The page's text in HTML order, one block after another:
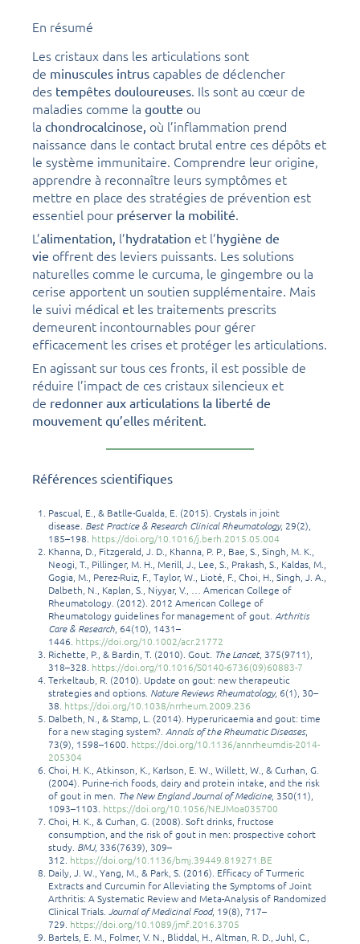
En résumé
Les cristaux dans les articulations sont
de minuscules intrus capables de déclencher
des tempêtes douloureuses. Ils sont au cœur de
maladies comme la goutte ou
la chondrocalcinose, où l’inflammation prend
naissance dans le contact brutal entre ces dépôts et
le système immunitaire. Comprendre leur origine,
apprendre à reconnaître leurs symptômes et
mettre en place des stratégies de prévention est
essentiel pour préserver la mobilité.
L’alimentation, l’hydratation et l’hygiène de
vie offrent des leviers puissants. Les solutions
naturelles comme le curcuma, le gingembre ou la
cerise apportent un soutien supplémentaire. Mais
le suivi médical et les traitements prescrits
demeurent incontournables pour gérer
efficacement les crises et protéger les articulations.
En agissant sur tous ces fronts, il est possible de
réduire l’impact de ces cristaux silencieux et
de redonner aux articulations la liberté de
mouvement qu’elles méritent.
Références scientifiques
Pascual, E., & Batlle-Gualda, E. (2015). Crystals in joint
disease. Best Practice & Research Clinical Rheumatology, 29(2),
185–198. https://doi.org/10.1016/j.berh.2015.05.004
Khanna, D., Fitzgerald, J. D., Khanna, P. P., Bae, S., Singh, M. K.,
Neogi, T., Pillinger, M. H., Merill, J., Lee, S., Prakash, S., Kaldas, M.,
Gogia, M., Perez-Ruiz, F., Taylor, W., Lioté, F., Choi, H., Singh, J. A.,
Dalbeth, N., Kaplan, S., Niyyar, V., … American College of
Rheumatology. (2012). 2012 American College of
Rheumatology guidelines for management of gout. Arthritis
Care & Research, 64(10), 1431–
1446. https://doi.org/10.1002/acr.21772
Richette, P., & Bardin, T. (2010). Gout. The Lancet, 375(9711),
318–328. https://doi.org/10.1016/S0140-6736(09)60883-7
Terkeltaub, R. (2010). Update on gout: new therapeutic
strategies and options. Nature Reviews Rheumatology, 6(1), 30–
38. https://doi.org/10.1038/nrrheum.2009.236
Dalbeth, N., & Stamp, L. (2014). Hyperuricaemia and gout: time
for a new staging system?. Annals of the Rheumatic Diseases,
73(9), 1598–1600. https://doi.org/10.1136/annrheumdis-2014-
205304
Choi, H. K., Atkinson, K., Karlson, E. W., Willett, W., & Curhan, G.
(2004). Purine-rich foods, dairy and protein intake, and the risk
of gout in men. The New England Journal of Medicine, 350(11),
1093–1103. https://doi.org/10.1056/NEJMoa035700
Choi, H. K., & Curhan, G. (2008). Soft drinks, fructose
consumption, and the risk of gout in men: prospective cohort
study. BMJ, 336(7639), 309–
312. https://doi.org/10.1136/bmj.39449.819271.BE
Daily, J. W., Yang, M., & Park, S. (2016). Efficacy of Turmeric
Extracts and Curcumin for Alleviating the Symptoms of Joint
Arthritis: A Systematic Review and Meta-Analysis of Randomized
Clinical Trials. Journal of Medicinal Food, 19(8), 717–
729. https://doi.org/10.1089/jmf.2016.3705
Bartels, E. M., Folmer, V. N., Bliddal, H., Altman, R. D., Juhl, C.,